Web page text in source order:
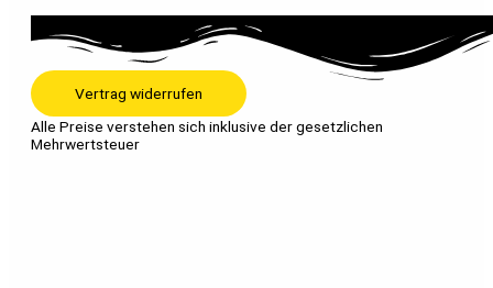
Vertrag widerrufen
Alle Preise verstehen sich inklusive der gesetzlichen
Mehrwertsteuer